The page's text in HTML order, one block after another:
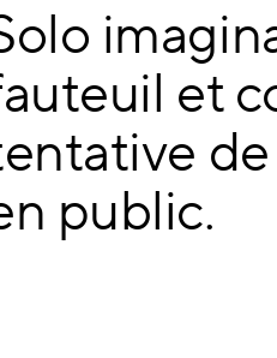
et
public.